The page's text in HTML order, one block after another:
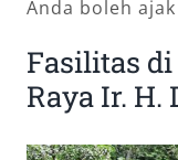
Anda boleh
Fasilitas
Raya Ir. H.